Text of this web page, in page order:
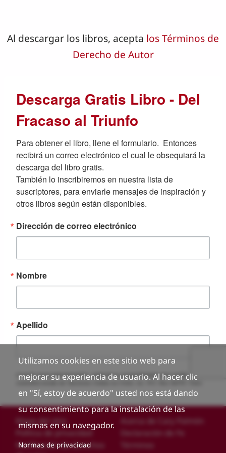
Al descargar los libros, acepta los Términos de
Derecho de Autor
Custom footer
Mapa del sitio
Política de privacidad
Notificación de derechos
Acerca de Cary Palmón
Declaración de Fe
Utilizamos cookies en este sitio web para
mejorar su experiencia de usuario. Al hacer clic
en "Sí, estoy de acuerdo" usted nos está dando
su consentimiento para la instalación de las
mismas en su navegador.
Normas de privacidad